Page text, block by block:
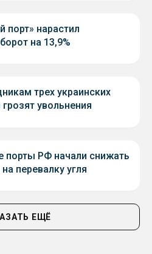
порт» нарастил
на 13,9%
трех украинских
грозят увольнения
РФ начали снижать
перевалку угля
ЕЩЁ